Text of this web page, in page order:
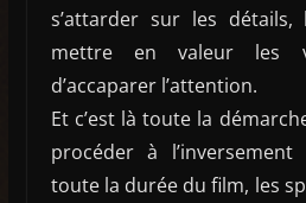
s’attarder sur les
mettre en valeur les
d’accaparer l’attention.
Et c’est là toute la
procéder à
toute la durée du film, les